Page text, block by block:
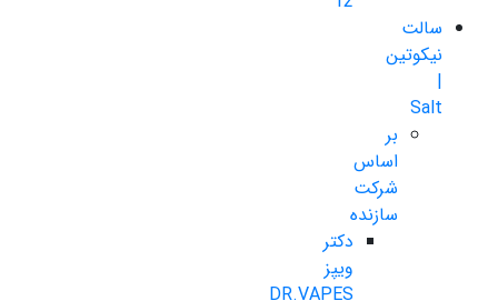
سالت
نیکوتین
|
Salt
بر
اساس
شرکت
سازنده
دکتر
ویپز
DR.VAPES